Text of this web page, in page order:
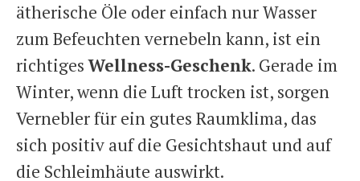
ätherische Öle oder einfach nur Wasser
zum Befeuchten vernebeln kann, ist ein
richtigesWellness-Geschenk. Gerade im
Winter, wenn die Luft trocken ist, sorgen
Vernebler für ein gutes Raumklima, das
sich positiv auf die Gesichtshaut und auf
die Schleimhäute auswirkt.